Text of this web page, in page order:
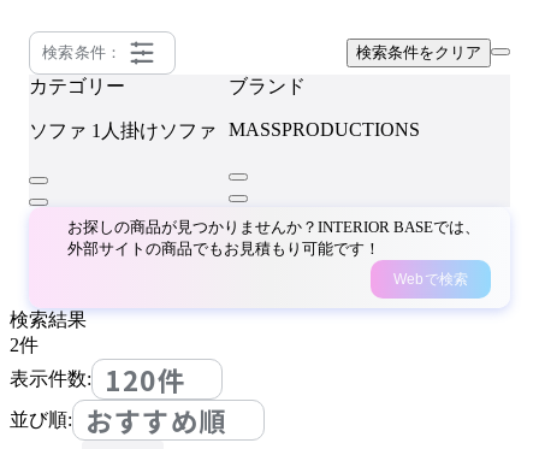
検索条件： 検索条件をクリア
カテゴリー
ソファ 1人掛けソファ
ブランド
MASSPRODUCTIONS
お探しの商品が見つかりませんか？INTERIOR BASEでは、
外部サイトの商品でもお見積もり可能です！
Webで検索
検索結果
2件
表示件数:
120件
並び順: おすすめ順